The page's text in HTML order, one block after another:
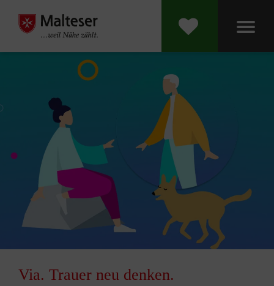
Via. Trauer neu denken.